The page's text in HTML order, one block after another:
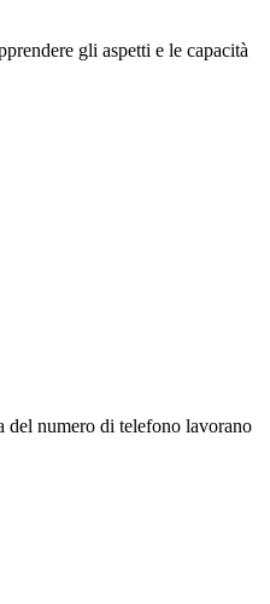
gli aspetti e le capacità
del numero di telefono lavorano